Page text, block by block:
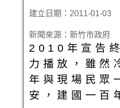
建立日期：2011-01-03
新聞來源：新竹市政府
2010年宣告
力播放，雖然
年與現場民眾
安，建國一百